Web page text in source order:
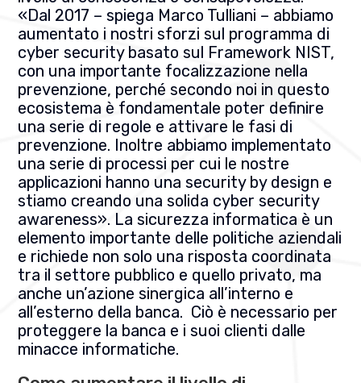
«Dal 2017 – spiega Marco Tulliani – abbiamo
aumentato i nostri sforzi sul programma di
cyber security basato sul Framework NIST,
con una importante focalizzazione nella
prevenzione, perché secondo noi in questo
ecosistema è fondamentale poter definire
una serie di regole e attivare le fasi di
prevenzione. Inoltre abbiamo implementato
una serie di processi per cui le nostre
applicazioni hanno una security by design e
stiamo creando una solida cyber security
awareness». La sicurezza informatica è un
elemento importante delle politiche aziendali
e richiede non solo una risposta coordinata
tra il settore pubblico e quello privato, ma
anche un’azione sinergica all’interno e
all’esterno della banca. Ciò è necessario per
proteggere la banca e i suoi clienti dalle
minacce informatiche.